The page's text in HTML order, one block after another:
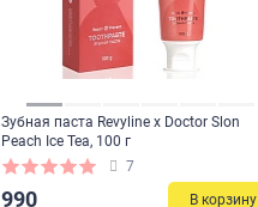
Зубная паста Revyline x Doctor Slon
Peach Ice Tea, 100 г
7
990 В корзину